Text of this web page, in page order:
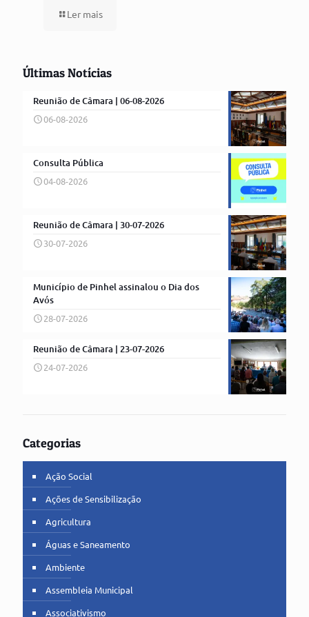
Ler mais
Últimas Notícias
Reunião de Câmara | 06-08-2026
06-08-2026
Consulta Pública
04-08-2026
Reunião de Câmara | 30-07-2026
30-07-2026
Município de Pinhel assinalou o Dia dos
Avós
28-07-2026
Reunião de Câmara | 23-07-2026
24-07-2026
Categorias
Ação Social
Ações de Sensibilização
Agricultura
Águas e Saneamento
Ambiente
Assembleia Municipal
Associativismo